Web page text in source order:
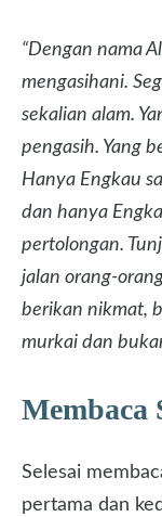
“Dengan nama
mengasihani.
sekalian alam.
pengasih. Yang
Hanya Engkau
dan hanya
pertolongan.
jalan orang-
berikan nikmat,
murkai dan
Membaca
Selesai
pertama dan